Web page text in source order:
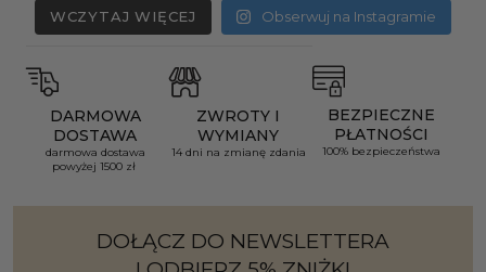
WCZYTAJ WIĘCEJ Obserwuj na Instagramie
DARMOWA
DOSTAWA
darmowa dostawa
powyżej 1500 zł
ZWROTY I
WYMIANY
14 dni na zmianę zdania
BEZPIECZNE
PŁATNOŚCI
100% bezpieczeństwa
DOŁĄCZ DO NEWSLETTERA